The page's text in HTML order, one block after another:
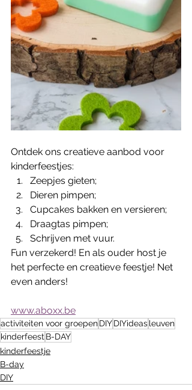
Ontdek ons creatieve aanbod voor
kinderfeestjes:
Zeepjes gieten;
Dieren pimpen;
Cupcakes bakken en versieren;
Draagtas pimpen;
Schrijven met vuur.
Fun verzekerd! En als ouder host je
het perfecte en creatieve feestje! Net
even anders!
www.aboxx.be
activiteiten voor groepenDIYDIYideasleuven
kinderfeest B-DAY
kinderfeestje
B-day
DIY